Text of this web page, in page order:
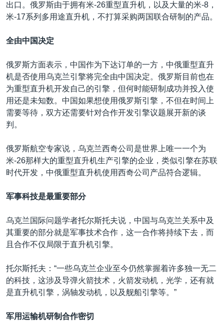
出口。俄罗斯由于拥有米-26重型直升机，以及大量的米-8，
米-17系列多用途直升机，不打算采购两国联合研制的产品。
全由中国决定
俄罗斯方面表示，中国作为下达订单的一方，中俄重型直升
机是否使用乌克兰引擎将完全由中国决定。俄罗斯目前也在
为重型直升机开发自己的引擎，但何时能研制成功并投入使
用还是未知数。中国如果想使用俄罗斯引擎，不但在时间上
需要等待，双方还需要针对合作开发引擎议题展开新的谈
判。
俄罗斯航空专家说，乌克兰西奇公司是世界上唯一一个为
米-26那样大的重型直升机生产引擎的企业，类似引擎在苏联
时代开发，中俄重型直升机使用西奇公司产品符合逻辑。
军事科技是最重要部分
乌克兰国际问题学者托尔斯托夫说，中国与乌克兰关系中及
其重要的部分就是军事技术合作，这一合作将持续下去，而
且合作不仅局限于直升机引擎。
托尔斯托夫：“一些乌克兰企业至今仍然掌握着许多独一无二
的科技，这涉及导弹火箭技术，火箭发动机，光学，还有就
是直升机引擎，涡轴发动机，以及舰船引擎等。”
军用运输机研制合作密切